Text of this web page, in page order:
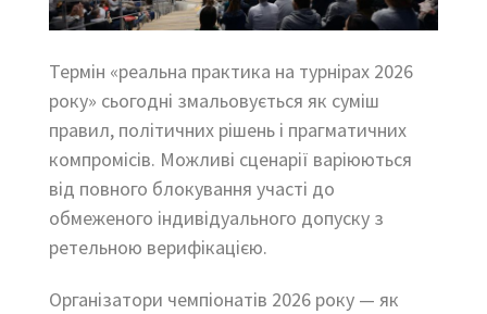
Термін «реальна практика на турнірах 2026
року» сьогодні змальовується як суміш
правил, політичних рішень і прагматичних
компромісів. Можливі сценарії варіюються
від повного блокування участі до
обмеженого індивідуального допуску з
ретельною верифікацією.
Організатори чемпіонатів 2026 року — як